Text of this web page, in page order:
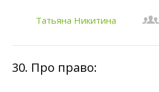
Татьяна Никитина
30. Про право: